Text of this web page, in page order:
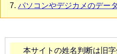
パソコンやデジカメのデー
本サイトの姓名判断は旧